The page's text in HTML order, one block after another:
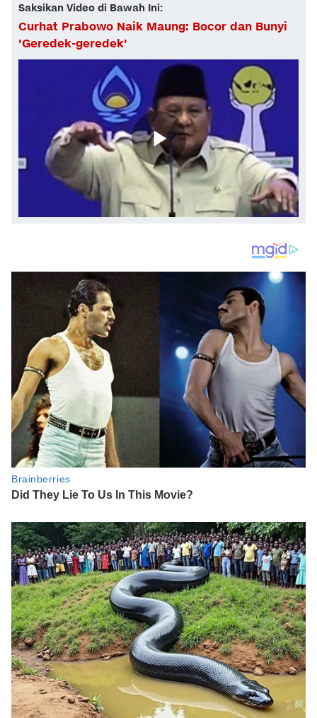
Saksikan Video di Bawah Ini:
Curhat Prabowo Naik Maung: Bocor dan Bunyi
'Geredek-geredek'